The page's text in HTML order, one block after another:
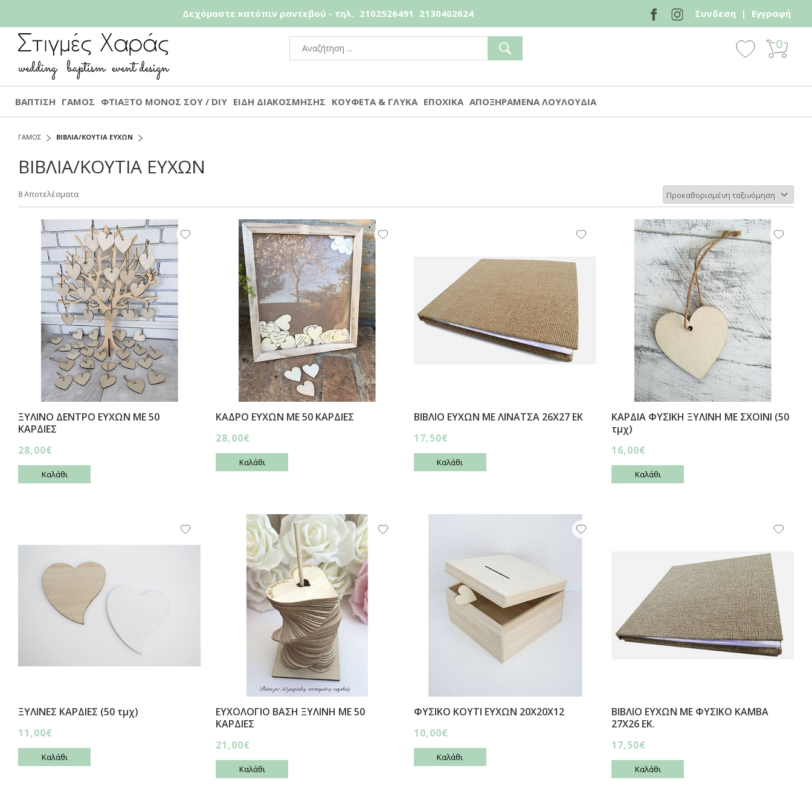
Συνδεση | Εγγραφή
Δεχόμαστε κατόπιν ραντεβού - τηλ. 2102526491 2130402624
0
ΒΑΠΤΙΣΗ ΓΑΜΟΣ ΦΤΙΑΞΤΟ ΜΟΝΟΣ ΣΟΥ / DIY ΕΙΔΗ ΔΙΑΚΟΣΜΗΣΗΣ ΚΟΥΦΕΤΑ & ΓΛΥΚΑ ΕΠΟΧΙΚΑ ΑΠΟΞΗΡΑΜΕΝΑ ΛΟΥΛΟΥΔΙΑ
ΓΑΜΟΣ ΒΙΒΛΙΑ/ΚΟΥΤΙΑ ΕΥΧΩΝ
ΒΙΒΛΙΑ/ΚΟΥΤΙΑ ΕΥΧΩΝ
8 Αποτελέσματα
ΞΥΛΙΝΟ ΔΕΝΤΡΟ ΕΥΧΩΝ ΜΕ 50
ΚΑΡΔΙΕΣ
28,00€
Καλάθι
ΚΑΔΡΟ ΕΥΧΩΝ ΜΕ 50 ΚΑΡΔΙΕΣ
28,00€
Καλάθι
ΒΙΒΛΙΟ ΕΥΧΩΝ ΜΕ ΛΙΝΑΤΣΑ 26Χ27 ΕΚ
17,50€
Καλάθι
ΚΑΡΔΙΑ ΦΥΣΙΚΗ ΞΥΛΙΝΗ ΜΕ ΣΧΟΙΝΙ (50
τμχ)
16,00€
Καλάθι
ΞΥΛΙΝΕΣ ΚΑΡΔΙΕΣ (50 τμχ)
11,00€
Καλάθι
ΕΥΧΟΛΟΓΙΟ ΒΑΣΗ ΞΥΛΙΝΗ ΜΕ 50
ΚΑΡΔΙΕΣ
21,00€
Καλάθι
ΦΥΣΙΚΟ ΚΟΥΤΙ ΕΥΧΩΝ 20Χ20Χ12
10,00€
Καλάθι
ΒΙΒΛΙΟ ΕΥΧΩΝ ΜΕ ΦΥΣΙΚΟ ΚΑΜΒΑ
27Χ26 ΕΚ.
17,50€
Καλάθι